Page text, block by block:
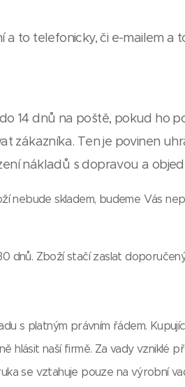
to telefonicky, či e-mailem a
14 dnů na poště, pokud ho
zákazníka. Ten je povinen
nákladů s dopravou a
nebude skladem, budeme Vás
Zboží stačí zaslat
s platným právním řádem.
hlásit naší firmě. Za vady vzniklé
se vztahuje pouze na výrobní